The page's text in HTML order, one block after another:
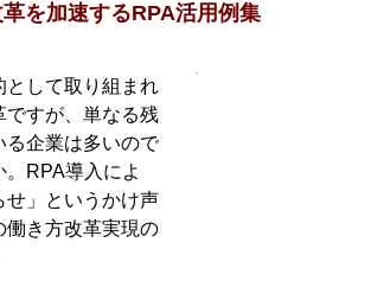
を加速するRPA活用例集
として取り組まれ
ですが、単なる残
る企業は多いので
RPA導入によ
せ」というかけ声
働き方改革実現の